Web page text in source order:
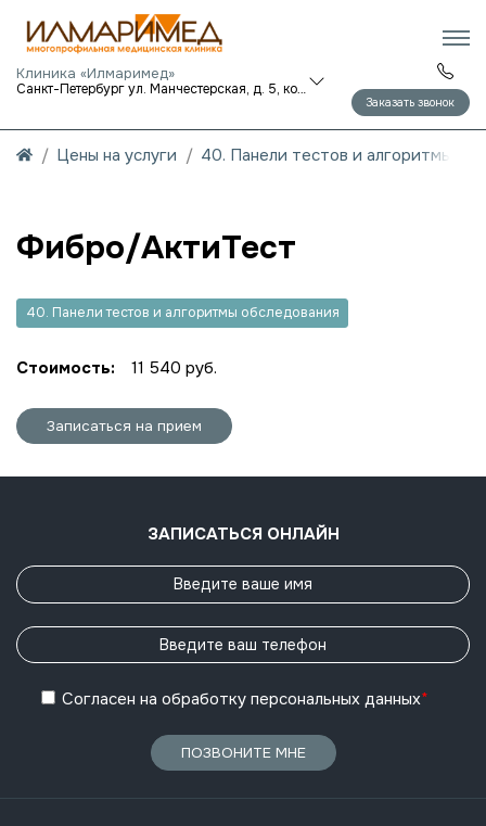
Клиника «Илмаримед»
Санкт-Петербург ул. Манчестерская, д. 5, корп. 1
Заказать звонок
Цены на услуги 40. Панели тестов и алгоритмы
Фибро/АктиТест
40. Панели тестов и алгоритмы обследования
Стоимость: 11 540 руб.
Записаться на прием
ЗАПИСАТЬСЯ ОНЛАЙН
Согласен на обработку персональных данных*
ПОЗВОНИТЕ МНЕ